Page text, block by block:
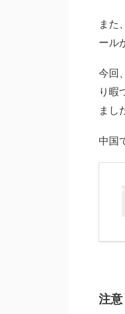
また
ール
今回
り暇
まし
中国
注意